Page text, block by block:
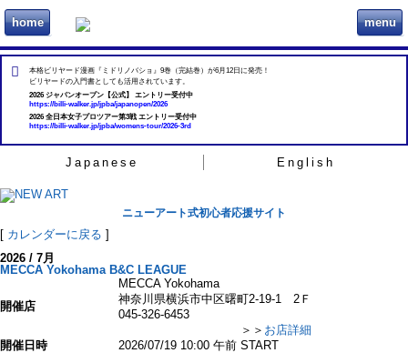
home ビリヲカ menu
本格ビリヤード漫画『ミドリノバショ』9巻（完結巻）が6月12日に発売！
ビリヤードの入門書としても活用されています。
2026 ジャパンオープン【公式】 エントリー受付中
https://billi-walker.jp/jpba/japanopen/2026
2026 全日本女子プロツアー第3戦 エントリー受付中
https://billi-walker.jp/jpba/womens-tour/2026-3rd
Japanese English
ニューアート式初心者応援サイト
[ カレンダーに戻る ]
2026 / 7月
MECCA Yokohama B&C LEAGUE
開催店
MECCA Yokohama
神奈川県横浜市中区曙町2-19-1 2Ｆ
045-326-6453
＞＞ お店詳細
開催日時
2026/07/19 10:00 午前 START